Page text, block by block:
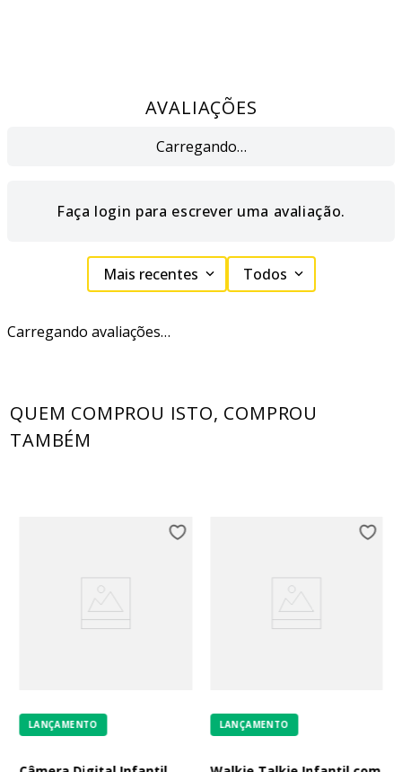
AVALIAÇÕES
Carregando…
Faça login para escrever uma avaliação.
Mais recentes Todos
Carregando avaliações…
QUEM COMPROU ISTO, COMPROU
TAMBÉM
LANÇAMENTO LANÇAMENTO